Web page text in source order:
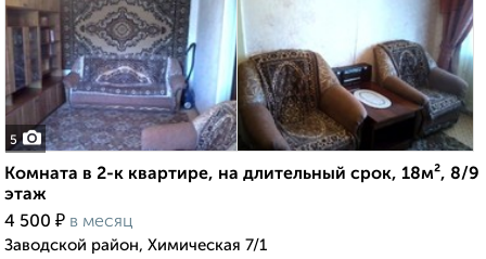
5
Комната в 2-к квартире, на длительный срок, 18м², 8/9
этаж
4 500 ₽ в месяц
Заводской район, Химическая 7/1